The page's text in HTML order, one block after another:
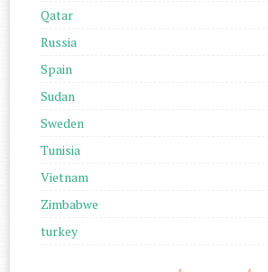
Qatar
Russia
Spain
Sudan
Sweden
Tunisia
Vietnam
Zimbabwe
turkey